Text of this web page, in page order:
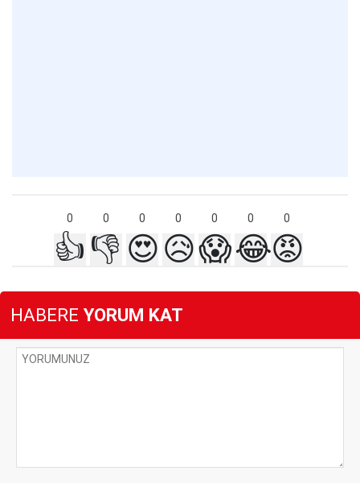
0 0 0 0 0 0 0
👍 👎 😍😥😱😂😡
HABERE YORUM KAT